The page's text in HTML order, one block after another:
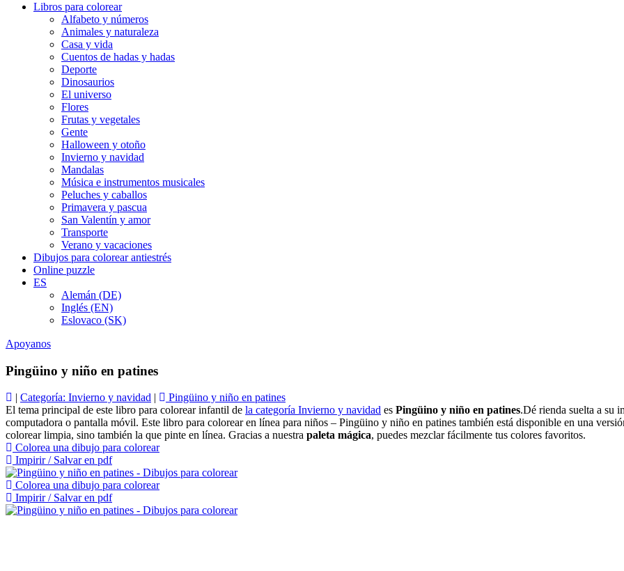
Libros para colorear
Alfabeto y números
Animales y naturaleza
Casa y vida
Cuentos de hadas y hadas
Deporte
Dinosaurios
El universo
Flores
Frutas y vegetales
Gente
Halloween y otoño
Invierno y navidad
Mandalas
Música e instrumentos musicales
Peluches y caballos
Primavera y pascua
San Valentín y amor
Transporte
Verano y vacaciones
Dibujos para colorear antiestrés
Online puzzle
ES
Alemán (DE)
Inglés (EN)
Eslovaco (SK)
Apoyanos
Pingüino y niño en patines
| Categoría: Invierno y navidad |
Pingüino y niño en patines
El tema principal de este libro para colorear infantil de la categoría Invierno y navidad es Pingüino y niño en patines.Dé rienda suelta a su
computadora o pantalla móvil. Este libro para colorear en línea para niños – Pingüino y niño en patines también está disponible en una
colorear limpia, sino también la que pinte en línea. Gracias a nuestra paleta mágica, puedes mezclar fácilmente tus colores favoritos.
Colorea una dibujo para colorear
Impirir / Salvar en pdf
Colorea una dibujo para colorear
Impirir / Salvar en pdf